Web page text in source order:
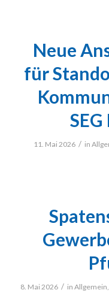
Neue
für
11. Mai 2026 / in
8. Mai 2026 / inAllgemein,